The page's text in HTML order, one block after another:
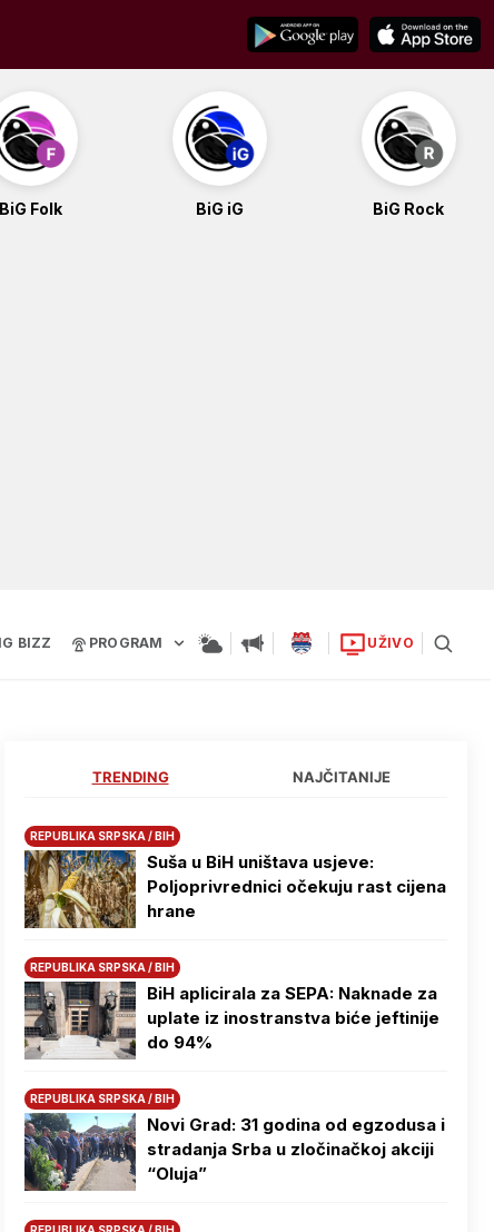
BiG Folk BiG iG BiG Rock
BIZZ PROGRAM UŽIVO
TRENDING NAJČITANIJE
REPUBLIKA SRPSKA / BIH
Suša u BiH uništava usjeve:
Poljoprivrednici očekuju rast cijena
hrane
REPUBLIKA SRPSKA / BIH
BiH aplicirala za SEPA: Naknade za
uplate iz inostranstva biće jeftinije
do 94%
REPUBLIKA SRPSKA / BIH
Novi Grad: 31 godina od egzodusa i
stradanja Srba u zločinačkoj akciji
“Oluja”